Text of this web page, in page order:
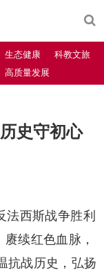
生态健康
科教文旅
高质量发展
史守初心
法西斯战争胜利
续红色血脉，
抗战历史，弘扬